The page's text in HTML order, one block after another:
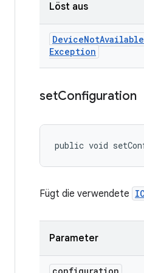
Löst aus
DeviceNotAvailable
Exception
setConfiguration
public void
Fügt die verwendete
Parameter